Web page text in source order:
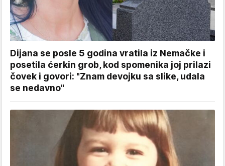
Dijana se posle 5 godina vratila iz Nemačke i
posetila ćerkin grob, kod spomenika joj prilazi
čovek i govori: "Znam devojku sa slike, udala
se nedavno"